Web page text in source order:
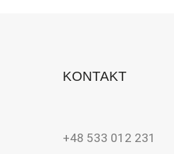
KONTAKT
+48 533 012 231